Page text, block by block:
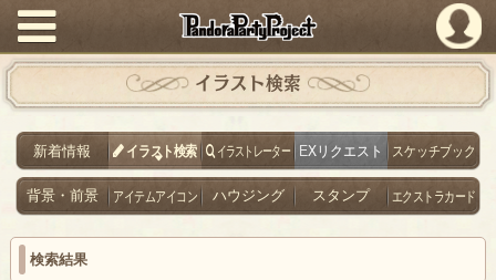
PandoraPartyProject
イラスト検索
新着情報 イラスト検索 イラストレーター EXリクエスト スケッチブック
背景・前景 アイテムアイコン ハウジング スタンプ エクストラカード
検索結果